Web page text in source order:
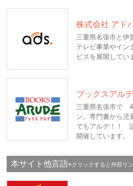
株式会社 アド
三重県名張市と伊
テレビ事業やイン
ビスを展開してい
ブックスアル
三重県名張市で 4
ン。専門書から児
でもアルデ！！
開催しています。
本サイト他言語※クリックすると外部リ